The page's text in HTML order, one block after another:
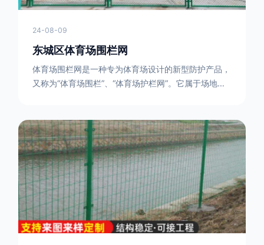
24-08-09
东城区体育场围栏网
体育场围栏网是一种专为体育场设计的新型防护产品，
又称为“体育场围栏”、“体育场护栏网”。它属于场地围
整。体育场围栏网的材质有很多种，如钢丝绳网、聚酯
纤维网、玻璃纤维网等。不同材质的体育场围栏网具有
不同的特点和优缺点。例如，钢丝绳网具有强度高、耐
腐蚀、耐磨损等特点；聚酯纤维网则具有柔韧性好、透
气性好等特点。体育场围栏网是一种